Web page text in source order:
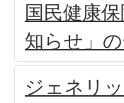
国民健康
知らせ」
ジェネリ